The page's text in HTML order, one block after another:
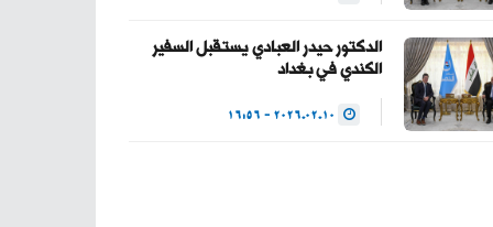
الدكتور حيدر العبادي يستقبل السفير
الكندي في بغداد